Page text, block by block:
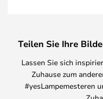
Teilen Sie Ihre
Lassen Sie sich
Zuhause zum
#yesLampemesteren